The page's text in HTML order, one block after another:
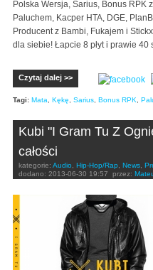
Polska Wersja, Sarius, Bonus RPK
Paluchem, Kacper HTA, DGE,
Producent z Bambi, Fukajem i
dla siebie! Łapcie 8 płyt i prawie 40
Czytaj dalej >>
Tagi: Mata, Kękę, Sarius, Bonus RPK,
Kubi "I Gram Tu Z
całości
kategorie: Audio, Hip-Hop/Rap, News,
dodano: 2013-06-30 19:57 przez: